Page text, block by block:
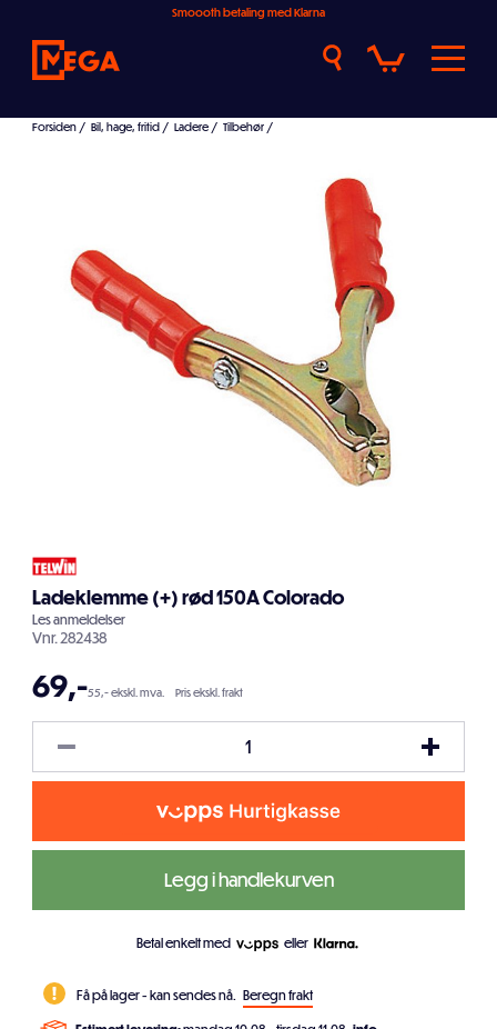
Smoooth betaling med Klarna
Forsiden / Bil, hage, fritid / Ladere / Tilbehør /
Ladeklemme (+) rød 150A Colorado
Lesanmeldelser
Vnr. 282438
69,-55,- ekskl. mva. Pris ekskl. frakt
Legg i handlekurven
Betal enkelt med eller
Få på lager - kan sendes nå. Beregn frakt